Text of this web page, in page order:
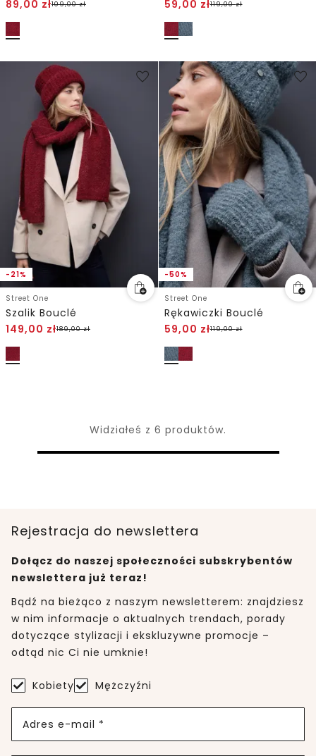
89,00 zł109,00zł
59,00 zł119,00zł
-21%
Street One
Szalik Bouclé
149,00 zł189,00zł
-50%
Street One
Rękawiczki Bouclé
59,00 zł119,00zł
Widziałeś z 6 produktów.
Rejestracja do newslettera
Dołącz do naszej społeczności subskrybentów
newslettera już teraz!
Bądź na bieżąco z naszym newsletterem: znajdziesz
w nim informacje o aktualnych trendach, porady
dotyczące stylizacji i ekskluzywne promocje –
odtąd nic Ci nie umknie!
Kobiety Mężczyźni
Adres e-mail *